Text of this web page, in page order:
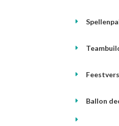
Ballon